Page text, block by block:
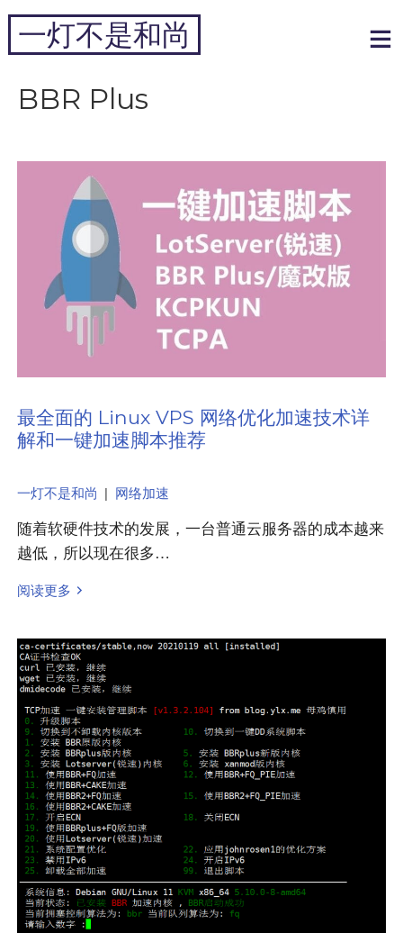
跳
内
一灯不是和尚
BBR Plus
最全面的 Linux VPS 网络优化加速技术详
解和一键加速脚本推荐
一灯不是和尚 | 网络加速
随着软硬件技术的发展，一台普通云服务器的成本越来
越低，所以现在很多…
阅读更多